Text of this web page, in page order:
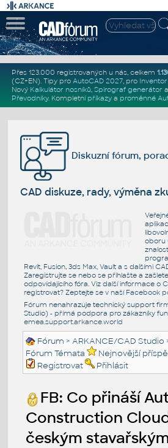
Přes 123.000 registrovaných u nás, celkem
(CZ+EN). Tipy pro AutoCAD 2027, pro
Nový Kalkulátor nosníků, Spirograf generátor a
Převodníky. Kompletní příkazya proměnné
Diskuzní fórum,
CAD diskuze, rady, výměna
oboru
Revit, Fusion, 3ds Max, Vault a s dalšími
Zaregistrujte se nebo se přihlašte a
odpovídajícího fóra. Viz další informace o
registrovat? Zeptejte se v naší Facebook
Fórum nenahrazuje technický support
Studio) - přímá podpora pro zákazníky
emea.support.arkance.world
Fórum >ARKANCE/CAD Studio
Fórum Témata
Nejnovější
Registrovat
Přihlásit
FB: Co přináší
Construction
českým